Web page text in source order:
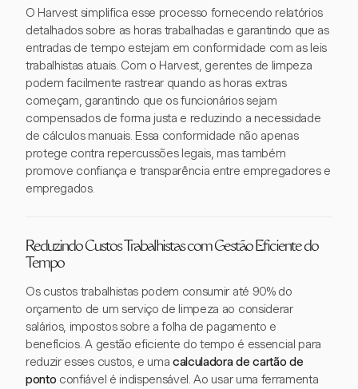
O Harvest simplifica esse processo fornecendo relatórios
detalhados sobre as horas trabalhadas e garantindo que as
entradas de tempo estejam em conformidade com as leis
trabalhistas atuais. Com o Harvest, gerentes de limpeza
podem facilmente rastrear quando as horas extras
começam, garantindo que os funcionários sejam
compensados de forma justa e reduzindo a necessidade
de cálculos manuais. Essa conformidade não apenas
protege contra repercussões legais, mas também
promove confiança e transparência entre empregadores e
empregados.
Reduzindo Custos Trabalhistas com Gestão Eficiente do
Tempo
Os custos trabalhistas podem consumir até 90% do
orçamento de um serviço de limpeza ao considerar
salários, impostos sobre a folha de pagamento e
benefícios. A gestão eficiente do tempo é essencial para
reduzir esses custos, e umacalculadora de cartão de
ponto confiável é indispensável. Ao usar uma ferramenta